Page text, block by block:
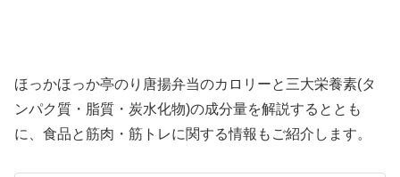
ほっかほっか亭のり唐揚弁当のカロリーと三大栄養素(タ
ンパク質・脂質・炭水化物)の成分量を解説するととも
に、食品と筋肉・筋トレに関する情報もご紹介します。